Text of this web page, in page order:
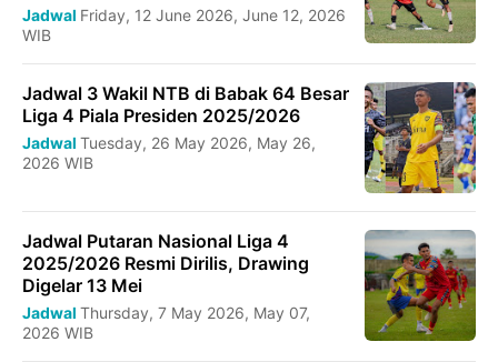
Jadwal Friday, 12 June 2026, June 12, 2026
WIB
Jadwal 3 Wakil NTB di Babak 64 Besar
Liga 4 Piala Presiden 2025/2026
Jadwal Tuesday, 26 May 2026, May 26,
2026 WIB
Jadwal Putaran Nasional Liga 4
2025/2026 Resmi Dirilis, Drawing
Digelar 13 Mei
Jadwal Thursday, 7 May 2026, May 07,
2026 WIB